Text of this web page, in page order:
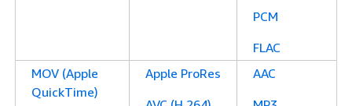
PCM
FLAC
MOV (Apple
QuickTime)
Apple ProRes
AAC